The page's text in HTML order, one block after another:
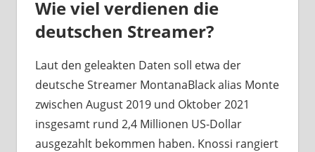
Wie viel verdienen die
deutschen Streamer?
Laut den geleakten Daten soll etwa der
deutsche Streamer MontanaBlack alias Monte
zwischen August 2019 und Oktober 2021
insgesamt rund 2,4 Millionen US-Dollar
ausgezahlt bekommen haben. Knossi rangiert